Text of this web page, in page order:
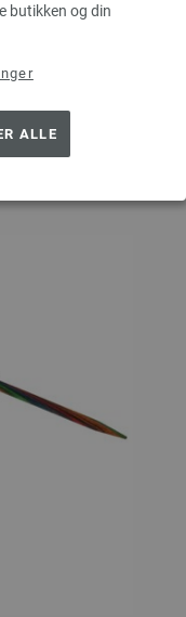
butikken og din
ALLE